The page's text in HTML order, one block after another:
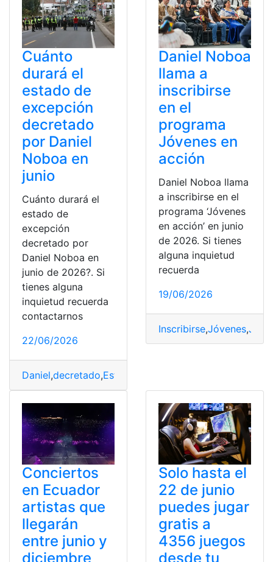
Cuánto
durará el
estado de
excepción
decretado
por Daniel
Noboa en
junio
Cuánto durará el
estado de
excepción
decretado por
Daniel Noboa en
junio de 2026?. Si
tienes alguna
inquietud recuerda
contactarnos
22/06/2026
Daniel,decretado,Estado
Daniel Noboa
llama a
inscribirse
en el
programa
Jóvenes en
acción
Daniel Noboa llama
a inscribirse en el
programa ‘Jóvenes
en acción’ en junio
de 2026. Si tienes
alguna inquietud
recuerda
19/06/2026
Inscribirse,Jóvenes,
Conciertos
en Ecuador
artistas que
llegarán
entre junio y
diciembre
Solo hasta el
22 de junio
puedes jugar
gratis a
4356 juegos
desde tu